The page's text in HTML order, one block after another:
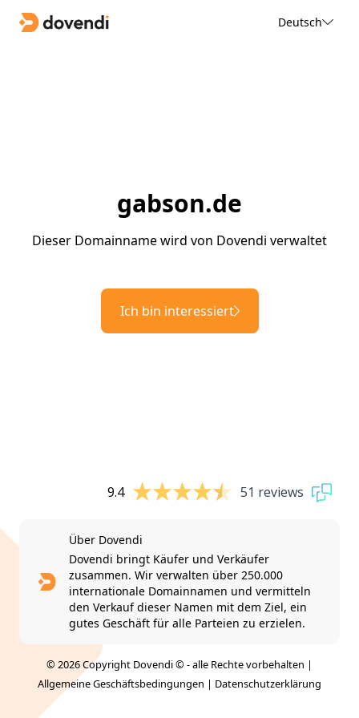
Deutsch
gabson.de
Dieser Domainname wird von Dovendi verwaltet
Ich bin interessiert
9.4 51 reviews
Über Dovendi
Dovendi bringt Käufer und Verkäufer
zusammen. Wir verwalten über 250.000
internationale Domainnamen und vermitteln
den Verkauf dieser Namen mit dem Ziel, ein
gutes Geschäft für alle Parteien zu erzielen.
© 2026 Copyright Dovendi © - alle Rechte vorbehalten |
Allgemeine Geschäftsbedingungen | Datenschutzerklärung